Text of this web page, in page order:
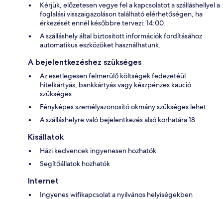
Kérjük, előzetesen vegye fel a kapcsolatot a szálláshellyel a
foglalási visszaigazoláson található elérhetőségen, ha
érkezését ennél későbbre tervezi: 14:00.
A szálláshely által biztosított információk fordításához
automatikus eszközöket használhatunk.
A bejelentkezéshez szükséges
Az esetlegesen felmerülő költségek fedezetéül
hitelkártyás, bankkártyás vagy készpénzes kaució
szükséges
Fényképes személyazonosító okmány szükséges lehet
A szálláshelyre való bejelentkezés alsó korhatára 18
Kisállatok
Házi kedvencek ingyenesen hozhatók
Segítőállatok hozhatók
Internet
Ingyenes wifikapcsolat a nyilvános helyiségekben